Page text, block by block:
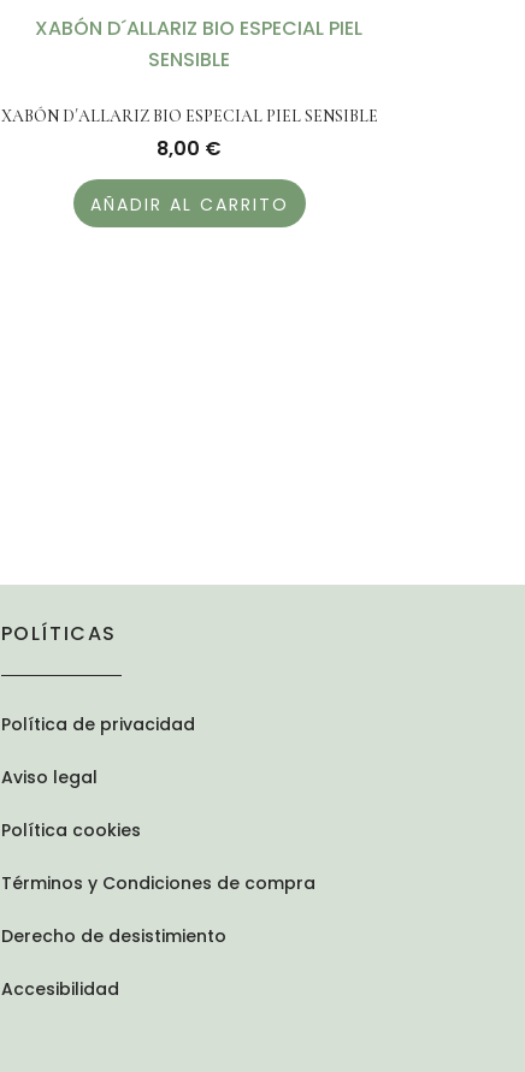
XABÓN D´ALLARIZ BIO ESPECIAL PIEL SENSIBLE
8,00 €
AÑADIR AL CARRITO
POLÍTICAS
Política de privacidad
Aviso legal
Política cookies
Términos y Condiciones de compra
Derecho de desistimiento
Accesibilidad